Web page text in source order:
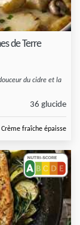
de Terre
du cidre et la
36 glucide
Crème fraîche épaisse